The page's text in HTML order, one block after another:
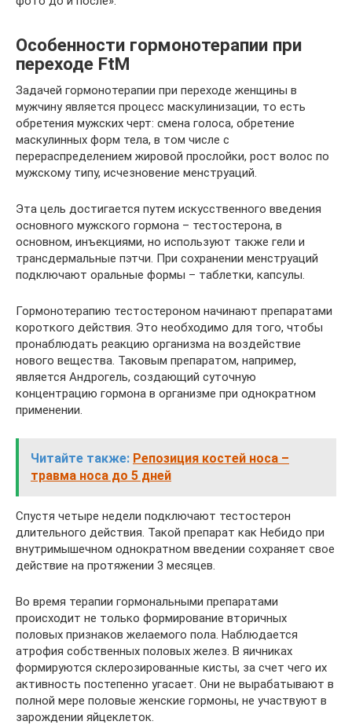
Особенности гормонотерапии при
переходе FtM
Задачей гормонотерапии при переходе женщины в
мужчину является процесс маскулинизации, то есть
обретения мужских черт: смена голоса, обретение
маскулинных форм тела, в том числе с
перераспределением жировой прослойки, рост волос по
мужскому типу, исчезновение менструаций.
Эта цель достигается путем искусственного введения
основного мужского гормона – тестостерона, в
основном, инъекциями, но используют также гели и
трансдермальные пэтчи. При сохранении менструаций
подключают оральные формы – таблетки, капсулы.
Гормонотерапию тестостероном начинают препаратами
короткого действия. Это необходимо для того, чтобы
пронаблюдать реакцию организма на воздействие
нового вещества. Таковым препаратом, например,
является Андрогель, создающий суточную
концентрацию гормона в организме при однократном
применении.
Читайте также: Репозиция костей носа –
травма носа до 5 дней
Спустя четыре недели подключают тестостерон
длительного действия. Такой препарат как Небидо при
внутримышечном однократном введении сохраняет свое
действие на протяжении 3 месяцев.
Во время терапии гормональными препаратами
происходит не только формирование вторичных
половых признаков желаемого пола. Наблюдается
атрофия собственных половых желез. В яичниках
формируются склерозированные кисты, за счет чего их
активность постепенно угасает. Они не вырабатывают в
полной мере половые женские гормоны, не участвуют в
зарождении яйцеклеток.